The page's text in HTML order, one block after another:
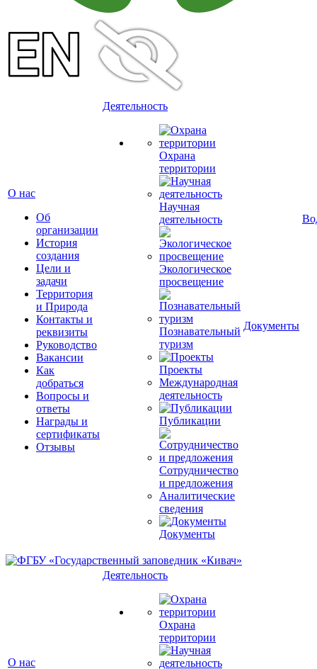
О нас
Об
организации
История
создания
Цели и
задачи
Территория
и Природа
Контакты и
реквизиты
Руководство
Вакансии
Как
добраться
Вопросы и
ответы
Награды и
сертификаты
Отзывы
Деятельность
Охрана
территории
Научная
деятельность
Экологическое
просвещение
Познавательный
туризм
Проекты
Международная
деятельность
Публикации
Сотрудничество
и предложения
Аналитические
сведения
Документы
Документы
О нас
Деятельность
Охрана
территории